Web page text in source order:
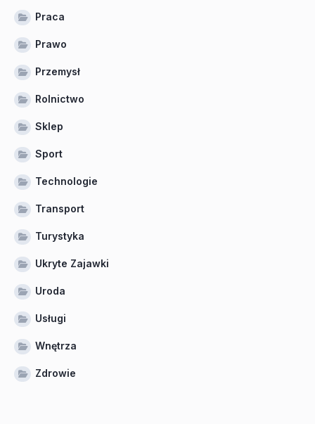
Praca
Prawo
Przemysł
Rolnictwo
Sklep
Sport
Technologie
Transport
Turystyka
Ukryte Zajawki
Uroda
Usługi
Wnętrza
Zdrowie